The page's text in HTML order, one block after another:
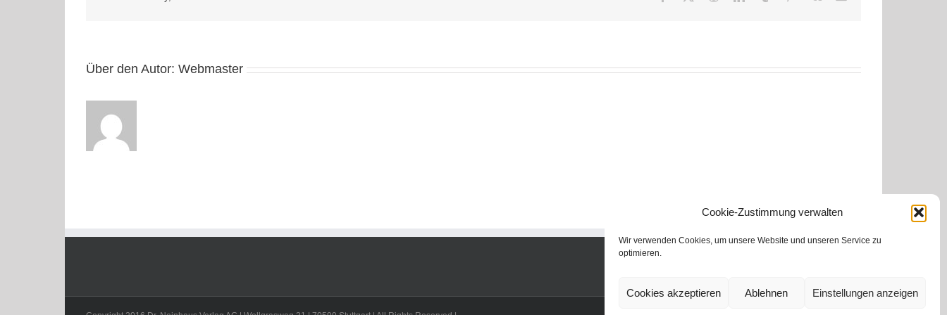
Cookie-Zustimmung verwalten
Wir verwenden Cookies, um unsere Website und unseren Service zu
optimieren.
Cookies akzeptieren Ablehnen Einstellungen anzeigen
Über den Autor: Webmaster